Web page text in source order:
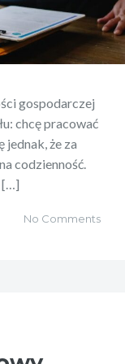
gospodarczej
chcę pracować
jednak, że za
codzienność.
[…]
No Comments